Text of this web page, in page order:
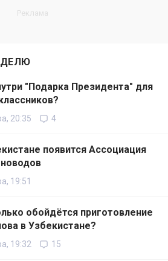
"Подарка Президента" для
20:35 4
появится Ассоциация
19:51
обойдётся приготовление
в Узбекистане?
19:32 15